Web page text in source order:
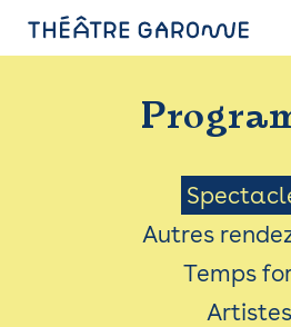
PROGRAMME
INFOS PRATIQUES
AVEC LES PUBLICS
ACCESSIBILITÉ
LES PRODUCTIONS
Menu
Saison
Autres
Temps
Artistes